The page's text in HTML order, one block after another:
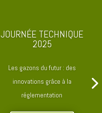
JOURNÉE TECHNIQUE
2025
Les gazons du futur : des
innovations grâce à la
réglementation